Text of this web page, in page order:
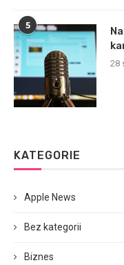
5
28
KATEGORIE
Apple News
Bez kategorii
Biznes